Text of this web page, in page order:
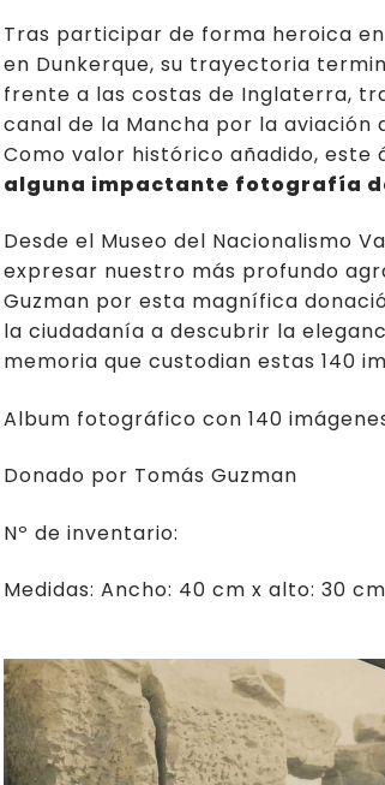
Tras participar de forma heroica
en Dunkerque, su trayectoria
frente a las costas de Inglaterra,
canal de la Mancha por la aviación
Como valor histórico añadido, este
alguna impactante fotografía
Desde el Museo del Nacionalismo
expresar nuestro más profundo
Guzman por esta magnífica
la ciudadanía a descubrir la
memoria que custodian estas 140
Album fotográfico con 140
Donado por Tomás Guzman
Nº de inventario:
Medidas: Ancho: 40 cm x alto: 30 cm